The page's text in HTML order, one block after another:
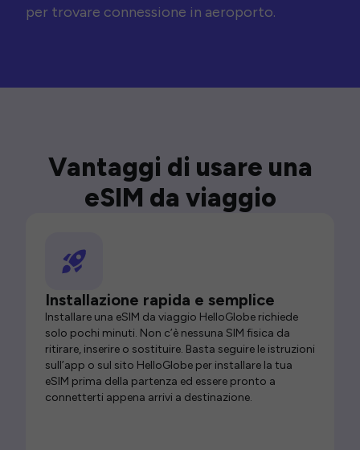
per trovare connessione in aeroporto.
Vantaggi di usare una
eSIM da viaggio
Installazione rapida e semplice
Installare una eSIM da viaggio HelloGlobe richiede
solo pochi minuti. Non c’è nessuna SIM fisica da
ritirare, inserire o sostituire. Basta seguire le istruzioni
sull’app o sul sito HelloGlobe per installare la tua
eSIM prima della partenza ed essere pronto a
connetterti appena arrivi a destinazione.